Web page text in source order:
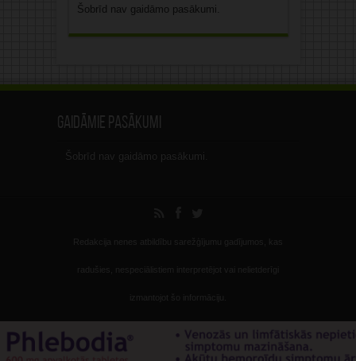
Šobrīd nav gaidāmo pasākumi.
Gaidāmie pasākumi
Šobrīd nav gaidāmo pasākumi.
Redakcija nenes atbildību sarežģījumu gadījumos, kas